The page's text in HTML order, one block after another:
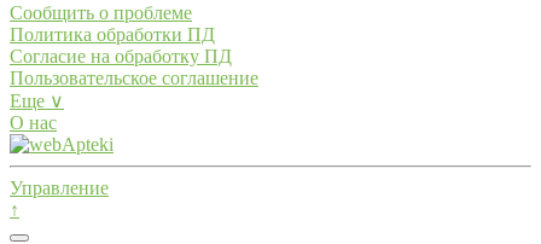
Сообщить о проблеме
Политика обработки ПД
Согласие на обработку ПД
Пользовательское соглашение
Еще ∨
О нас
Управление
↑